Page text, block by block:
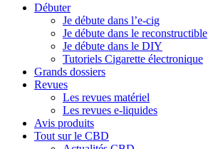
Débuter
Je débute dans l’e-cig
Je débute dans le reconstructible
Je débute dans le DIY
Tutoriels Cigarette électronique
Grands dossiers
Revues
Les revues matériel
Les revues e-liquides
Avis produits
Tout sur le CBD